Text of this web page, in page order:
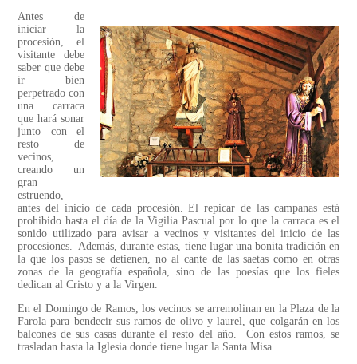
Antes de
iniciar la
procesión, el
visitante debe
saber que debe
ir bien
perpetrado con
una carraca
que hará sonar
junto con el
resto de
vecinos,
creando un
gran
estruendo,
antes del inicio de cada procesión. El repicar de las campanas está
prohibido hasta el día de la Vigilia Pascual por lo que la carraca es el
sonido utilizado para avisar a vecinos y visitantes del inicio de las
procesiones. Además, durante estas, tiene lugar una bonita tradición en
la que los pasos se detienen, no al cante de las saetas como en otras
zonas de la geografía española, sino de las poesías que los fieles
dedican al Cristo y a la Virgen.
En el Domingo de Ramos, los vecinos se arremolinan en la Plaza de la
Farola para bendecir sus ramos de olivo y laurel, que colgarán en los
balcones de sus casas durante el resto del año. Con estos ramos, se
trasladan hasta la Iglesia donde tiene lugar la Santa Misa.